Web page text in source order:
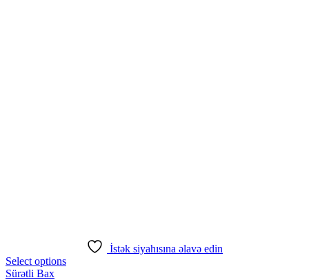
İstək siyahısına əlavə edin
Select options
Sürətli Bax